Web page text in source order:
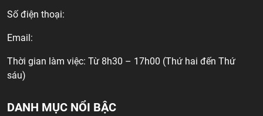
Số điện thoại:
Email:
Thời gian làm việc: Từ 8h30 – 17h00 (Thứ hai đến Thứ
sáu)
DANH MỤC NỔI BẬC